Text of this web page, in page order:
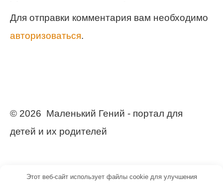
Для отправки комментария вам необходимо
авторизоваться.
© 2026 Маленький Гений - портал для
детей и их родителей
Этот веб-сайт использует файлы cookie для улучшения